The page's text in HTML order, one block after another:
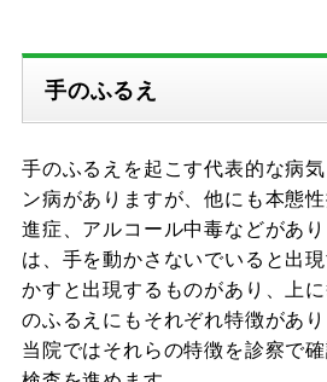
手のふるえ
手のふるえを起こす代表的な病
ン病がありますが、他にも本態
進症、アルコール中毒などがあ
は、手を動かさないでいると出
かすと出現するものがあり、上
のふるえにもそれぞれ特徴があり
当院ではそれらの特徴を診察で